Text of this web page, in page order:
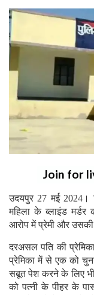
Join for
उदयपुर 27 मई
महिला के ब्लाइंड
आरोप में प्रेमी और उसकी
दरअसल पति की
प्रेमिका में से एक को
सबूत पेश करने के लिए भी
को पत्नी के पीहर के